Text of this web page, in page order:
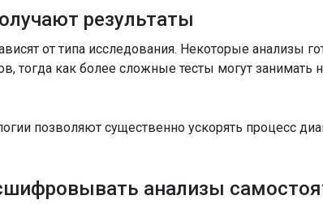
результаты
от типа исследования. Некоторые анализы
тогда как более сложные тесты могут занимать
позволяют существенно ускорять процесс
анализы